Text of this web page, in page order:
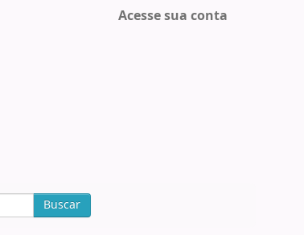
Acesse sua conta
Buscar